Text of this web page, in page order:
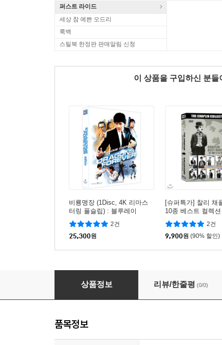
퍼스트 라이드
세상 참 예쁜 오드리
룩백
스틸북 한정판 판매알림 신청
이 상품을 구입하신 분
비룡맹장 (1Disc, 4K 리마스
터링 풀슬립) : 블루레이
2건
25,300원
[슈퍼특가] 찰리 채
10종 베스트 컬렉
왕+라임라이트+살
+위대한 독재자+
+시티 라이트+서커
2건
9,900원 (90% 할인)
사망유희 (1Disc 4K 리마스터링 풀슬립) : 블루
상품정보 리뷰/한줄평 (0/0)
품목정보